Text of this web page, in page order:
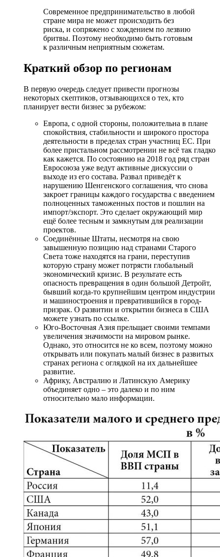
Современное предпринимательство в любой
стране мира не может происходить без
риска, и сопряжено с хождением по лезвию
бритвы. Поэтому необходимо быть готовым
к различным неприятным сюжетам.
Краткий обзор по регионам
В первую очередь следует привести прогнозы
некоторых скептиков, отзывающихся о тех, кто
планирует вести бизнес за рубежом:
Европа, с одной стороны, положительна в плане
спокойствия, стабильности и широкого простора
деятельности в пределах стран участниц ЕС. При
более пристальном рассмотрении не всё так гладко
как кажется. По состоянию на 2018 год ряд стран
Евросоюза уже ведут активные дискуссии о
выходе из его состава. Развал приведёт к
нарушению Шенгенского соглашения, что снова
закроет границы каждого государства с введением
полноценных таможенных постов и пошлин на
импорт/экспорт. Это сделает окружающий мир
ещё более тесным и замкнутым для реализации
проектов.
Соединённые Штаты, несмотря на свою
завышенную позицию над странами Старого
Света тоже находятся на грани, переступив
которую страну может потрясти глобальный
экономический кризис. В результате есть
опасность превращения в один большой Детройт,
бывший когда-то крупнейшим центром индустрии
и машиностроения и превратившийся в город-
призрак. О развитии и открытии бизнеса в США
можете узнать по ссылке.
Юго-Восточная Азия прельщает своими темпами
увеличения значимости на мировом рынке.
Однако, это относится не ко всем, поэтому можно
открывать или покупать малый бизнес в развитых
странах региона с оглядкой на их дальнейшее
развитие.
Африку, Австралию и Латинскую Америку
объединяет одно – это далеко и по ним
относительно мало информации.